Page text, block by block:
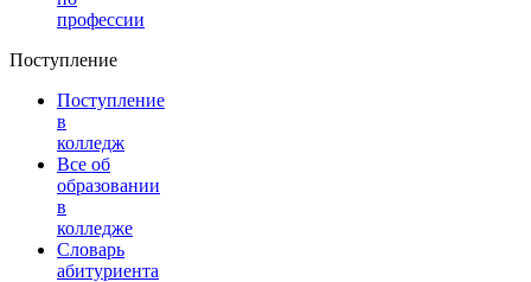
профессии
Поступление
Поступление
в
колледж
Все об
образовании
в
колледже
Словарь
абитуриента